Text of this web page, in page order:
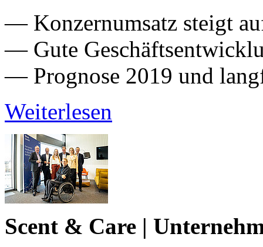
— Konzernumsatz steigt
— Gute
— Prognose 2019 und
Weiterlesen
Scent & Care |